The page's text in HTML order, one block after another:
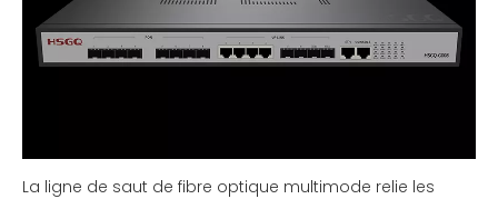
La ligne de saut de fibre optique multimode relie les